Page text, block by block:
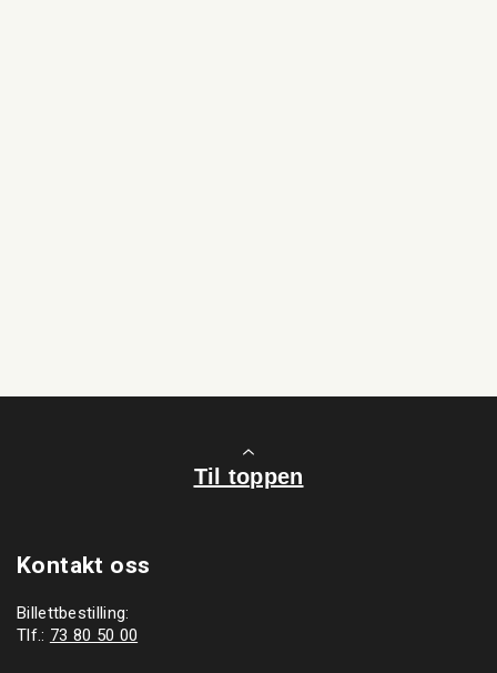
Til toppen
Kontakt oss
Billettbestilling:
Tlf.: 73 80 50 00